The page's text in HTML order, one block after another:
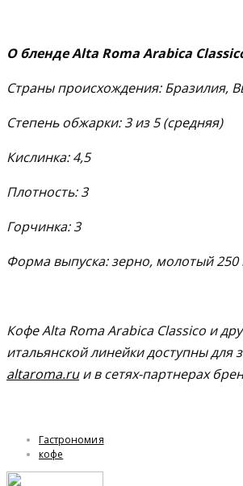
О блендеAlta Roma Arabica
Страны происхождения: Бразилия,
Степень обжарки: 3 из 5 (средняя)
Кислинка: 4,5
Плотность: 3
Горчинка: 3
Форма выпуска: зерно, молотый 250
Кофе Alta Roma Arabica Classico и
итальянской линейки доступны для
altaroma.ruи в сетях-партнерах
Гастрономия
кофе